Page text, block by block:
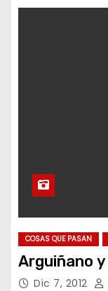
COSAS QUE PASAN
Arguiñano
Dic 7, 2012